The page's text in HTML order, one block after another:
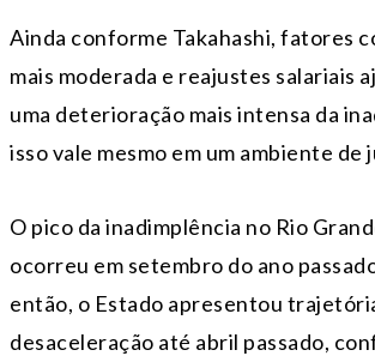
Ainda conforme Takahashi, fatores
mais moderada e reajustes salariais
uma deterioração mais intensa da
isso vale mesmo em um ambiente de
O pico da inadimplência no Rio
ocorreu em setembro do ano
então, o Estado apresentou
desaceleração até abril passado,